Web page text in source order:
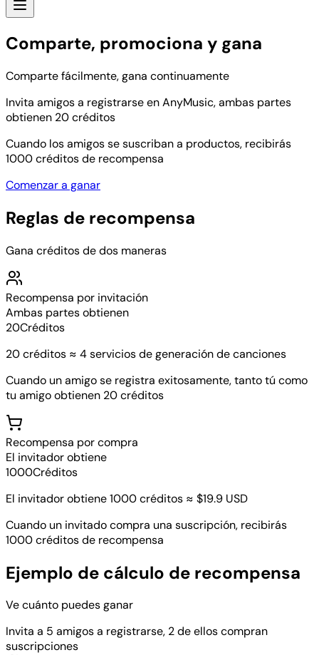
Comparte, promociona y gana
Comparte fácilmente, gana continuamente
Invita amigos a registrarse en AnyMusic, ambas partes
obtienen 20 créditos
Cuando los amigos se suscriban a productos, recibirás
1000 créditos de recompensa
Comenzar a ganar
Reglas de recompensa
Gana créditos de dos maneras
Recompensa por invitación
Ambas partes obtienen
20Créditos
20 créditos ≈ 4 servicios de generación de canciones
Cuando un amigo se registra exitosamente, tanto tú como
tu amigo obtienen 20 créditos
Recompensa por compra
El invitador obtiene
1000Créditos
El invitador obtiene 1000 créditos ≈ $19.9 USD
Cuando un invitado compra una suscripción, recibirás
1000 créditos de recompensa
Ejemplo de cálculo de recompensa
Ve cuánto puedes ganar
Invita a 5 amigos a registrarse, 2 de ellos compran
suscripciones